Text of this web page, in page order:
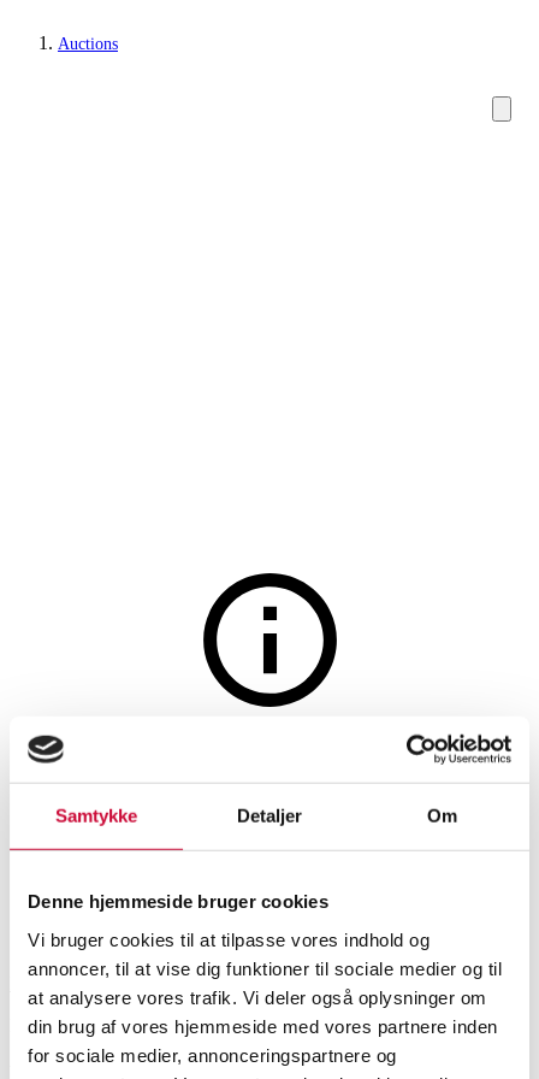
Samtykke Detaljer Om
Denne hjemmeside bruger cookies
Vi bruger cookies til at tilpasse vores indhold og
annoncer, til at vise dig funktioner til sociale medier og til
at analysere vores trafik. Vi deler også oplysninger om
din brug af vores hjemmeside med vores partnere inden
for sociale medier, annonceringspartnere og
Auctions
Chairs
Says Who for Handvärk. Bar
stools - Model Paragon. oak (2)
2,000
Brand new itemVAT lot